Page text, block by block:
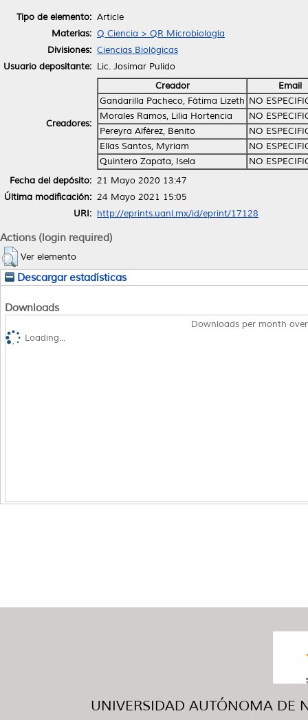
Tipo de elemento: Article
Materias: Q Ciencia > QR Microbiología
Divisiones: Ciencias Biológicas
Usuario depositante: Lic. Josimar Pulido
Creadores:
Creador
Email
Gandarilla Pacheco, Fátima Lizeth NO
Morales Ramos, Lilia Hortencia
NO
Pereyra Alférez, Benito
NO
Elías Santos, Myriam
NO
Quintero Zapata, Isela
NO
Fecha del depósito: 21 Mayo 2020 13:47
Última modificación: 24 Mayo 2021 15:05
URI: http://eprints.uanl.mx/id/eprint/17128
Actions (login required)
Ver elemento
Descargar estadísticas
Downloads
Downloads per month
Loading...
UNIVERSIDAD AUTÓNOMA DE